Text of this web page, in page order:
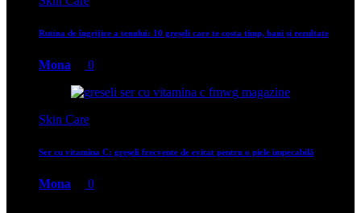
Rutina de îngrijire a tenului: 10 greșeli care te costa timp, bani și rezultate
Mona 0
Skin Care
Ser cu vitamina C: greșeli frecvente de evitat pentru o piele impecabilă
Mona 0